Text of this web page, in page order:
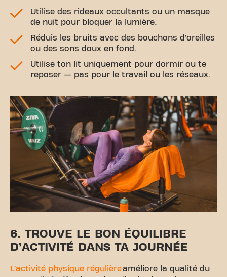
Utilise des rideaux occultants ou un masque
de nuit pour bloquer la lumière.
Réduis les bruits avec des bouchons d’oreilles
ou des sons doux en fond.
Utilise ton lit uniquement pour dormir ou te
reposer — pas pour le travail ou les réseaux.
6. TROUVE LE BON ÉQUILIBRE
D’ACTIVITÉ DANS TA JOURNÉE
L’activité physique régulièreaméliore la qualité du